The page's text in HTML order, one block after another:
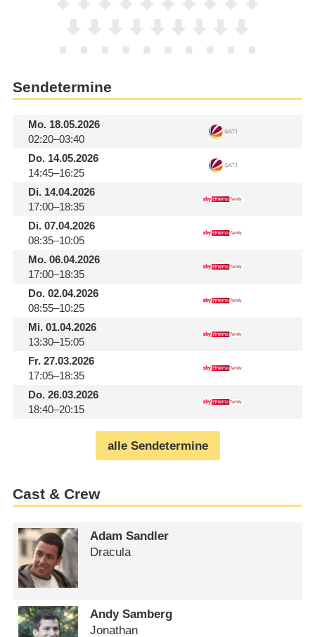
Sendetermine
Mo.18.05.2026
02:20–03:40
Do.14.05.2026
14:45–16:25
Di.14.04.2026
17:00–18:35
Di.07.04.2026
08:35–10:05
Mo.06.04.2026
17:00–18:35
Do.02.04.2026
08:55–10:25
Mi.01.04.2026
13:30–15:05
Fr.27.03.2026
17:05–18:35
Do.26.03.2026
18:40–20:15
alle Sendetermine
Cast & Crew
Adam Sandler
Dracula
Andy Samberg
Jonathan